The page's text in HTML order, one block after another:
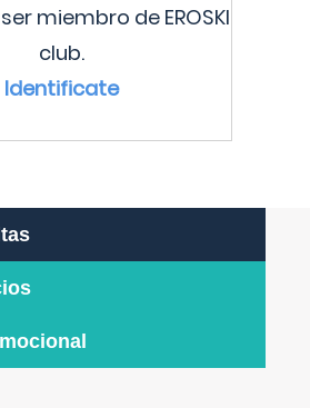
miembro de EROSKI
club.
Identificate